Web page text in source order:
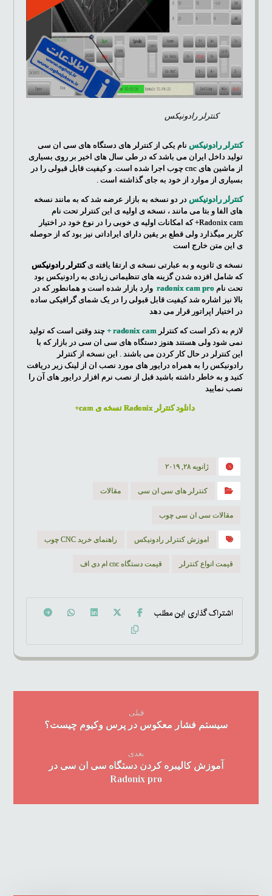
کنترلر رادونیکس
کنترلر رادونیکس نام یکی از کنترلر های دستگاه های سی ان سی
تولید داخل ایران می باشد که در طی سال های اخیر بر روی بسیاری
از ماشین های cnc چوب اجرا شده است. و کیفیت قابل قبولی را در
بسیاری از موارد از خود به جای گذاشته است .
کنترلر رادونیکس در دو نسخه به بازار عرضه شد که به مانند نسخه
های الفا و بتا می مانند ، نسخه ی اولیه ی این کنترلر تحت نام
Radonix cam+ که امکانات اولیه ی خوبی را در نوع خود در اختیار
کاربر میگذارد ولی قطع بر یقین دارای ایراداتی نیز بود که از حوصله
ی این متن خارج است
نسخه ی ثانویه و به عبارتی نسخه ی ارتقا یافته یکنترلر رادونیکس
که شامل افزده شدن گزینه های تنظیماتی زیادی به رادونیکس بود
تحت نام radonix cam pro وارد بازار شده است و همانطور که در
بالا نیز اشاره شد کیفیت قابل قبولی را در یک شمای گرافیکی ساده
در اختیار اپراتور قرار می دهد
لازم به ذکر است که کنترلرradonix cam +
چند وقتی است که تولید
نمی شود ولی هستند هنوز دستگاه های سی ان سی در بازار که با
این کنترلر در حال کار کردن می باشند . این نسخه از کنترلر
رادونیکس را به همراه درایور های مورد نصب ان از لینک زیر دریافت
کنید و به خاطر داشته باشید قبل از نصب نرم افزار درایور های آن را
نصب نمایید
دانلود کنترلر Radonix نسخه ی cam+
ژانویه ۲۸, ۲۰۱۹
کنترلر های سی ان سی مقالات
مقالات سی ان سی چوب
اموزش کنترلر رادونیکس راهنمای خرید CNC چوب
قیمت انواع کنترلر قیمت دستگاه cnc ام دی اف
قبلی
سیستم فشار معکوس در پرس وکیوم چیست؟
بعدی
آموزش کالیبره کردن دستگاه سی ان سی در
Radonix pro